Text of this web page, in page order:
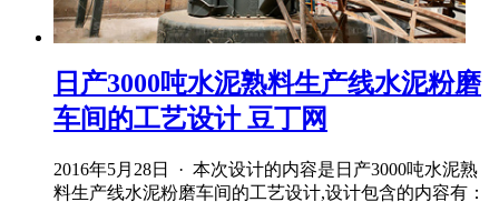
日产3000吨水泥熟料生产线水泥粉磨
车间的工艺设计 豆丁网
2016年5月28日 · 本次设计的内容是日产3000吨水泥熟
料生产线水泥粉磨车间的工艺设计,设计包含的内容有：